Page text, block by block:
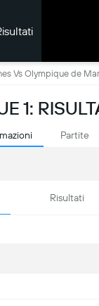
Vs Olympique de
1:
Partite
Risultati